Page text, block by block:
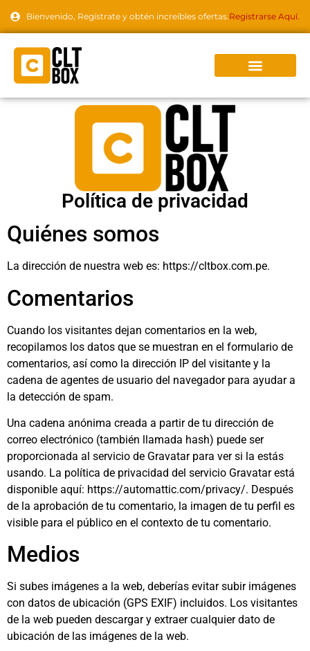
Bienvenido, Regístrate y obtén increíbles ofertas.Registrarse Aquí.
Política de privacidad
Quiénes somos
La dirección de nuestra web es: https://cltbox.com.pe.
Comentarios
Cuando los visitantes dejan comentarios en la web,
recopilamos los datos que se muestran en el formulario de
comentarios, así como la dirección IP del visitante y la
cadena de agentes de usuario del navegador para ayudar a
la detección de spam.
Una cadena anónima creada a partir de tu dirección de
correo electrónico (también llamada hash) puede ser
proporcionada al servicio de Gravatar para ver si la estás
usando. La política de privacidad del servicio Gravatar está
disponible aquí: https://automattic.com/privacy/. Después
de la aprobación de tu comentario, la imagen de tu perfil es
visible para el público en el contexto de tu comentario.
Medios
Si subes imágenes a la web, deberías evitar subir imágenes
con datos de ubicación (GPS EXIF) incluidos. Los visitantes
de la web pueden descargar y extraer cualquier dato de
ubicación de las imágenes de la web.